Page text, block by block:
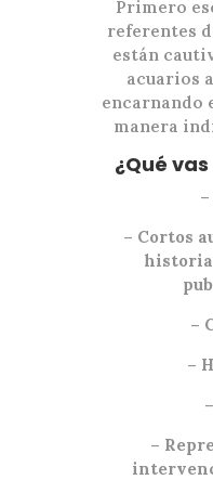
Primero
referentes
están
acuarios
encarnando
manera
¿Qué
– Cortos
–
–
–